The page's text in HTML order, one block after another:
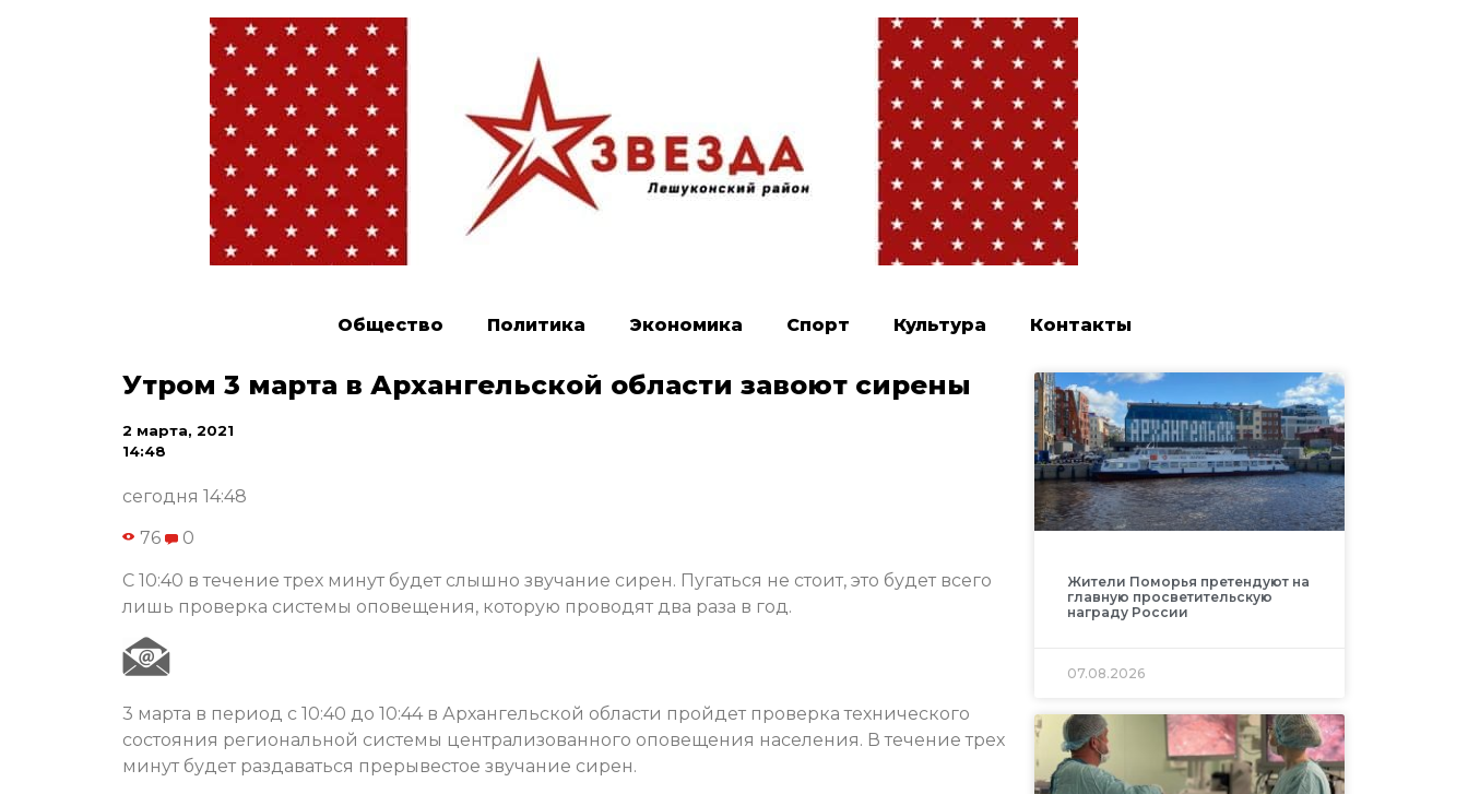
Общество Политика Экономика Спорт Культура Контакты
Утром 3 марта в Архангельской области завоют сирены
2 марта, 2021
14:48
сегодня 14:48
76 0
С 10:40 в течение трех минут будет слышно звучание сирен. Пугаться не стоит, это будет всего
лишь проверка системы оповещения, которую проводят два раза в год.
3 марта в период с 10:40 до 10:44 в Архангельской области пройдет проверка технического
состояния региональной системы централизованного оповещения населения. В течение трех
минут будет раздаваться прерывестое звучание сирен.
Жители Поморья претендуют на
главную просветительскую
награду России
07.08.2026